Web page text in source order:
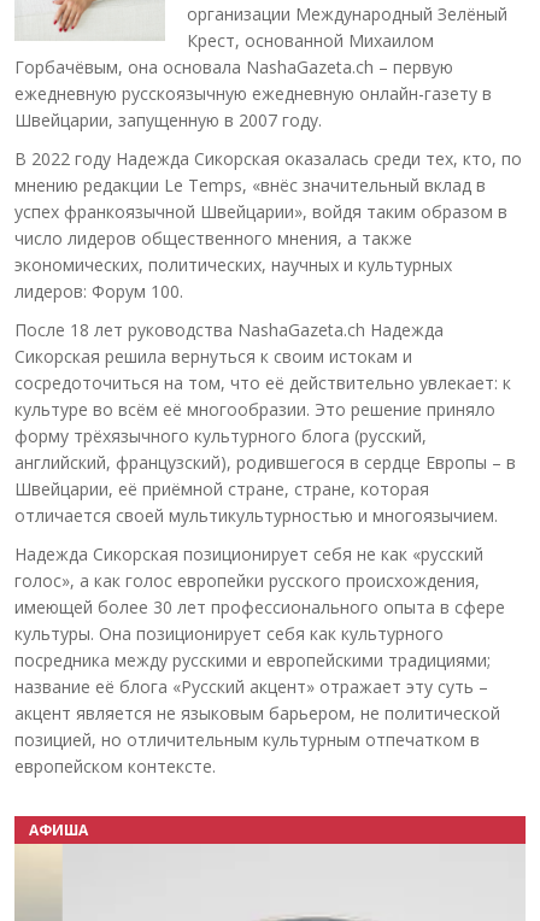
организации Международный Зелёный
Крест, основанной Михаилом
Горбачёвым, она основала NashaGazeta.ch – первую
ежедневную русскоязычную ежедневную онлайн-газету в
Швейцарии, запущенную в 2007 году.
В 2022 году Надежда Сикорская оказалась среди тех, кто, по
мнению редакции Le Temps, «внёс значительный вклад в
успех франкоязычной Швейцарии», войдя таким образом в
число лидеров общественного мнения, а также
экономических, политических, научных и культурных
лидеров: Форум 100.
После 18 лет руководства NashaGazeta.ch Надежда
Сикорская решила вернуться к своим истокам и
сосредоточиться на том, что её действительно увлекает: к
культуре во всём её многообразии. Это решение приняло
форму трёхязычного культурного блога (русский,
английский, французский), родившегося в сердце Европы – в
Швейцарии, её приёмной стране, стране, которая
отличается своей мультикультурностью и многоязычием.
Надежда Сикорская позиционирует себя не как «русский
голос», а как голос европейки русского происхождения,
имеющей более 30 лет профессионального опыта в сфере
культуры. Она позиционирует себя как культурного
посредника между русскими и европейскими традициями;
название её блога «Русский акцент» отражает эту суть –
акцент является не языковым барьером, не политической
позицией, но отличительным культурным отпечатком в
европейском контексте.
АФИША